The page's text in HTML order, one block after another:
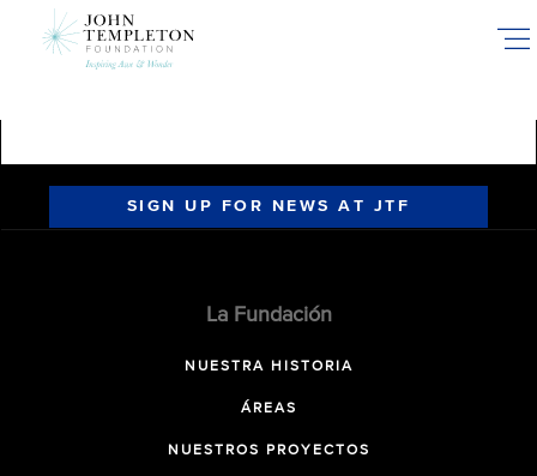
SIGN UP FOR NEWS AT JTF
La Fundación
NUESTRA HISTORIA
ÁREAS
NUESTROS PROYECTOS